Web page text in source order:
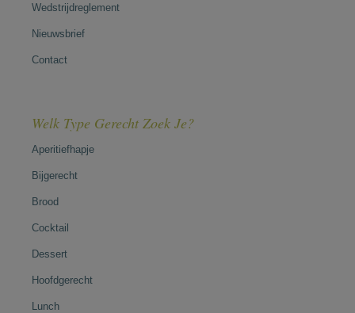
Wedstrijdreglement
Nieuwsbrief
Contact
Welk Type Gerecht Zoek Je?
Aperitiefhapje
Bijgerecht
Brood
Cocktail
Dessert
Hoofdgerecht
Lunch